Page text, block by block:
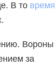
В то время
Вороны
за